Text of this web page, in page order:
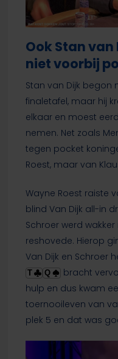
Ook Stan van
niet voorbij
Stan van Dijk
finaletafel, maar hij
elkaar en moest
nemen. Net zoals
tegen pocket
Roest, maar van
Wayne Roest raiste
blind Van Dijk all-in
Schroer werd
reshovede. Hierop
Van Dijk en Schroer
T
Q
bracht
hulp en dus kwam
toernooileven van
plek 5 en dat was